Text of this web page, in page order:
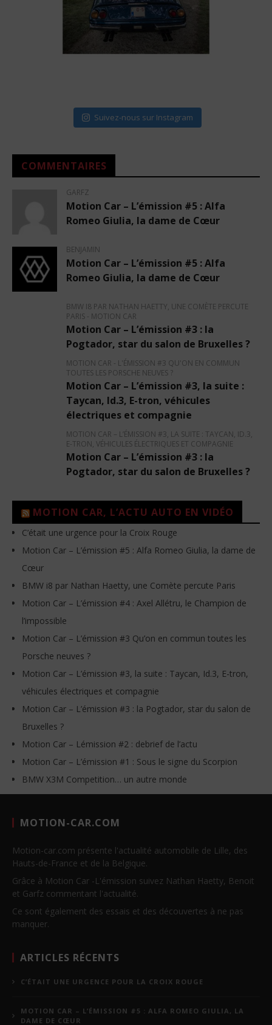
Suivez-nous sur Instagram
COMMENTAIRES
GARFZ
Motion Car – L’émission #5 : Alfa
Romeo Giulia, la dame de Cœur
BENJAMIN
Motion Car – L’émission #5 : Alfa
Romeo Giulia, la dame de Cœur
BMW I8 PAR NATHAN HAETTY, UNE COMÈTE PERCUTE
PARIS - MOTION CAR
Motion Car – L’émission #3 : la
Pogtador, star du salon de Bruxelles ?
MOTION CAR - L'ÉMISSION #3 QU'ON EN COMMUN
TOUTES LES PORSCHE NEUVES ?
Motion Car – L’émission #3, la suite :
Taycan, Id.3, E-tron, véhicules
électriques et compagnie
MOTION CAR – L’ÉMISSION #3, LA SUITE : TAYCAN, ID.3,
E-TRON, VÉHICULES ÉLECTRIQUES ET COMPAGNIE
Motion Car – L’émission #3 : la
Pogtador, star du salon de Bruxelles ?
MOTION CAR, L’ACTU AUTO EN VIDÉO
C’était une urgence pour la Croix Rouge
Motion Car – L’émission #5 : Alfa Romeo Giulia, la dame de
Cœur
BMW i8 par Nathan Haetty, une Comète percute Paris
Motion Car – L’émission #4 : Axel Allétru, le Champion de
l’impossible
Motion Car – L’émission #3 Qu’on en commun toutes les
Porsche neuves ?
Motion Car – L’émission #3, la suite : Taycan, Id.3, E-tron,
véhicules électriques et compagnie
Motion Car – L’émission #3 : la Pogtador, star du salon de
Bruxelles ?
Motion Car – Lémission #2 : debrief de l’actu
Motion Car – L’émission #1 : Sous le signe du Scorpion
BMW X3M Competition… un autre monde
MOTION-CAR.COM
Motion-car.com présente l'actualité automobile de Lille, des
Hauts-de-France et de la Belgique.
Grâce à Motion Car -L'émission suivez Nathan Haetty, Benoit
et Garfz commentant l'actualité.
Ce sont également des essais et des découvertes à ne pas
manquer.
ARTICLES RÉCENTS
C’ÉTAIT UNE URGENCE POUR LA CROIX ROUGE
MOTION CAR – L’ÉMISSION #5 : ALFA ROMEO GIULIA, LA
DAME DE CŒUR